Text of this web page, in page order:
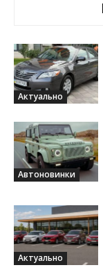
Актуально
Автоновинки
Актуально